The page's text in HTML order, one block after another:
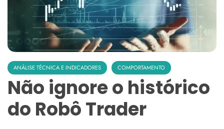
ANÁLISE TÉCNICA E INDICADORES COMPORTAMENTO
Não ignore o histórico
do Robô Trader